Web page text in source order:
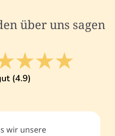
über uns sagen
wir unsere